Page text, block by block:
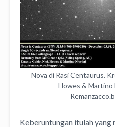
Nova di Rasi Centaurus.
Howes & Martino
Keberuntungan itulah yang